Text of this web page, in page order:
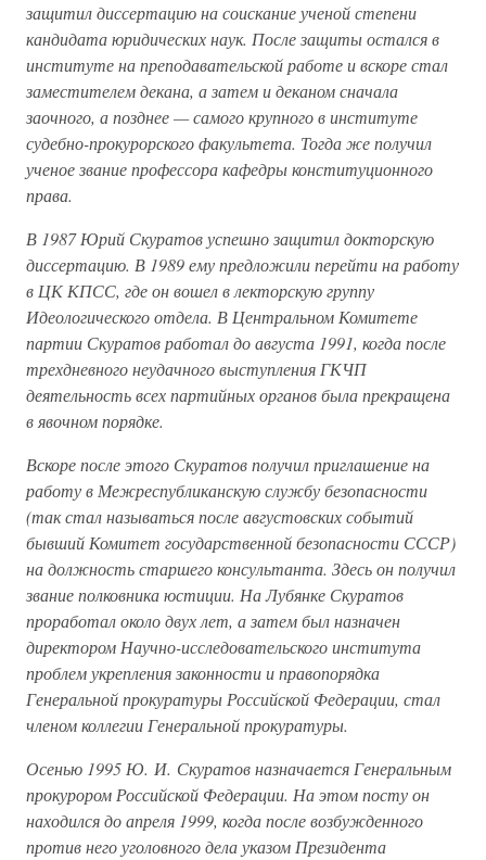
защитил диссертацию на соискание ученой степени
кандидата юридических наук. После защиты остался в
институте на преподавательской работе и вскоре стал
заместителем декана, а затем и деканом сначала
заочного, а позднее — самого крупного в институте
судебно-прокурорского факультета. Тогда же получил
ученое звание профессора кафедры конституционного
права.
В 1987 Юрий Скуратов успешно защитил докторскую
диссертацию. В 1989 ему предложили перейти на работу
в ЦК КПСС, где он вошел в лекторскую группу
Идеологического отдела. В Центральном Комитете
партии Скуратов работал до августа 1991, когда после
трехдневного неудачного выступления ГКЧП
деятельность всех партийных органов была прекращена
в явочном порядке.
Вскоре после этого Скуратов получил приглашение на
работу в Межреспубликанскую службу безопасности
(так стал называться после августовских событий
бывший Комитет государственной безопасности СССР)
на должность старшего консультанта. Здесь он получил
звание полковника юстиции. На Лубянке Скуратов
проработал около двух лет, а затем был назначен
директором Научно-исследовательского института
проблем укрепления законности и правопорядка
Генеральной прокуратуры Российской Федерации, стал
членом коллегии Генеральной прокуратуры.
Осенью 1995 Ю. И. Скуратов назначается Генеральным
прокурором Российской Федерации. На этом посту он
находился до апреля 1999, когда после возбужденного
против него уголовного дела указом Президента